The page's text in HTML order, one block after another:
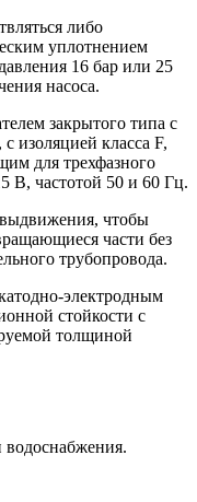
либо
уплотнением
16 бар или 25
насоса.
закрытого типа с
изоляцией класса F,
для трехфазного
В, частотой 50 и 60 Гц.
чтобы
части без
трубопровода.
электродным
стойкости с
толщиной